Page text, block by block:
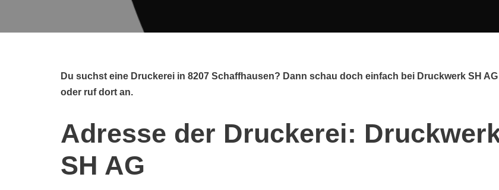
Du suchst eine Druckerei in 8207 Schaffhausen? Dann schau doch einfach bei Druckwerk SH
oder ruf dort an.
Adresse der Druckerei:
SH AG